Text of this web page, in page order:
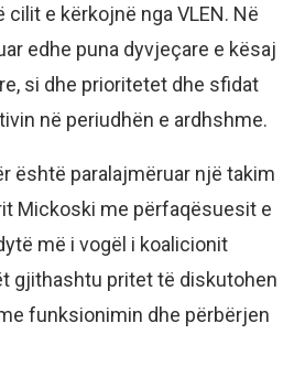
cilit e kërkojnë nga VLEN. Në
edhe puna dyvjeçare e kësaj
si dhe prioritetet dhe sfidat
në periudhën e ardhshme.
është paralajmëruar një takim
Mickoski me përfaqësuesit e
më i vogël i koalicionit
gjithashtu pritet të diskutohen
funksionimin dhe përbërjen